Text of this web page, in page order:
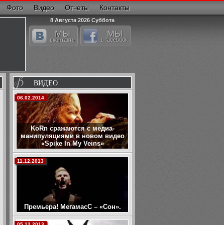
Фото Видео Отчеты Контакты
8 Августа 2026 Суббота
МЫ
вконтакте
МЫ
в facebook
ВИДЕО
KoRn сражаются с медиа-
манипуляциями в новом видео
«Spike In My Veins»
06.02.2014
Премьера! МегамасС – «Сон».
11.12.2013